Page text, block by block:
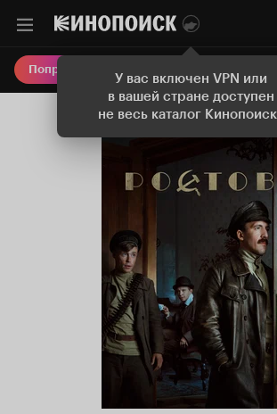
У вас включен VPN или
в вашей стране доступен
не весь каталог
Попробовать Плюс Онлайн-